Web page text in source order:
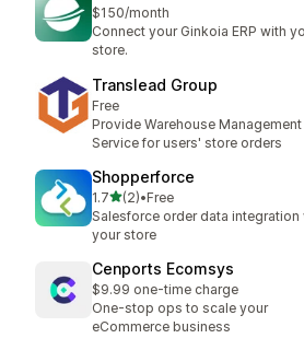
$150/month
Connect your Ginkoia ERP with
store.
Translead Group
Free
Provide Warehouse Management
Service for users' store orders
Shopperforce
1.7เต็ม 5 ดาว
(2)
ทั้งหมด 2 รีวิว
•Free
Salesforce order data integration
your store
Cenports Ecomsys
$9.99 one-time charge
One-stop ops to scale your
eCommerce business